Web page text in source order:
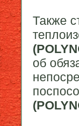
Также
об